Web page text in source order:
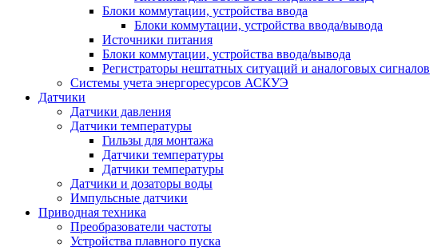
Блоки коммутации, устройства ввода
Блоки коммутации, устройства ввода/вывода
Источники питания
Блоки коммутации, устройства ввода/вывода
Регистраторы нештатных ситуаций и аналоговых сигналов
Системы учета энергоресурсов АСКУЭ
Датчики
Датчики давления
Датчики температуры
Гильзы для монтажа
Датчики температуры
Датчики температуры
Датчики и дозаторы воды
Импульсные датчики
Приводная техника
Преобразователи частоты
Устройства плавного пуска